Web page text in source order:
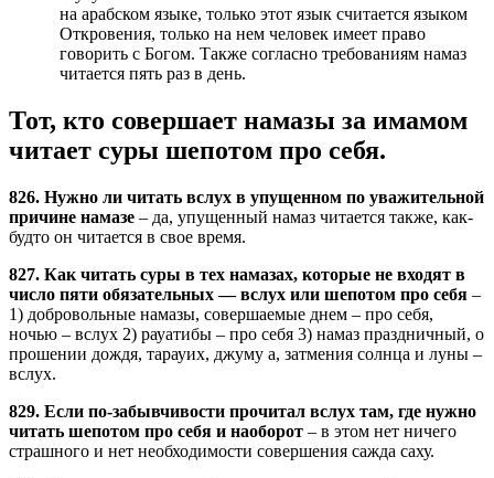
на арабском языке, только этот язык считается языком
Откровения, только на нем человек имеет право
говорить с Богом. Также согласно требованиям намаз
читается пять раз в день.
Тот, кто совершает намазы за имамом
читает суры шепотом про себя.
826. Нужно ли читать вслух в упущенном по уважительной
причине намазе – да, упущенный намаз читается также, как-
будто он читается в свое время.
827. Как читать суры в тех намазах, которые не входят в
число пяти обязательных — вслух или шепотом про себя –
1) добровольные намазы, совершаемые днем – про себя,
ночью – вслух 2) рауатибы – про себя 3) намаз праздничный, о
прошении дождя, тарауих, джуму а, затмения солнца и луны –
вслух.
829. Если по-забывчивости прочитал вслух там, где нужно
читать шепотом про себя и наоборот – в этом нет ничего
страшного и нет необходимости совершения сажда саху.